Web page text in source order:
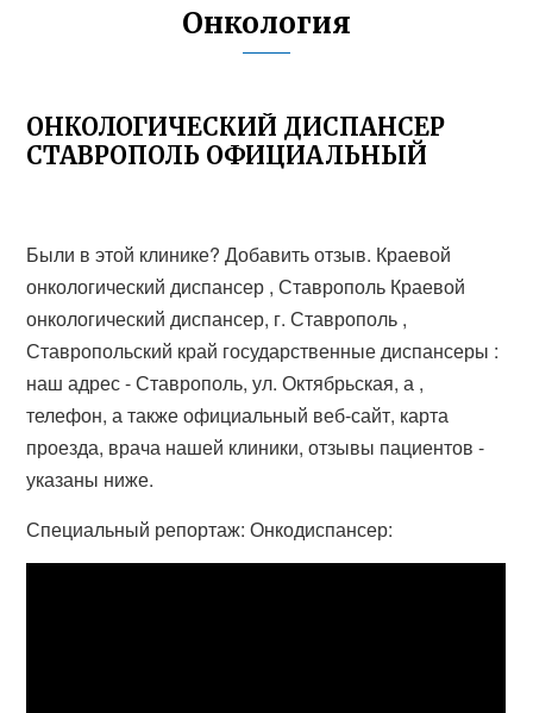
Онкология
ОНКОЛОГИЧЕСКИЙ ДИСПАНСЕР
СТАВРОПОЛЬ ОФИЦИАЛЬНЫЙ
Были в этой клинике? Добавить отзыв. Краевой
онкологический диспансер , Ставрополь Краевой
онкологический диспансер, г. Ставрополь ,
Ставропольский край государственные диспансеры :
наш адрес - Ставрополь, ул. Октябрьская, а ,
телефон, а также официальный веб-сайт, карта
проезда, врача нашей клиники, отзывы пациентов -
указаны ниже.
Специальный репортаж: Онкодиспансер: